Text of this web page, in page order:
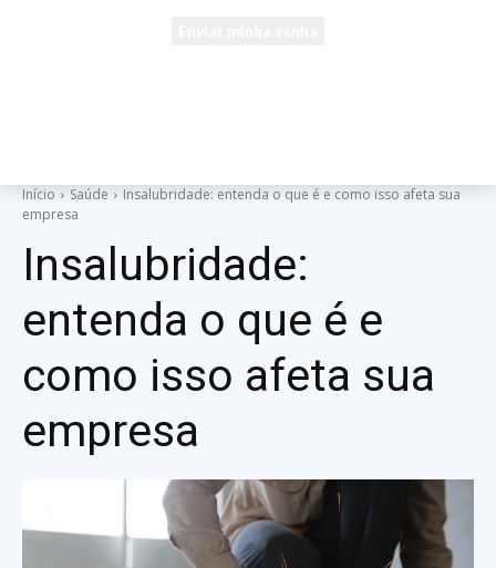
Início Saúde
Insalubridade: entenda o que é e como isso afeta sua
empresa
Insalubridade:
entenda o que é e
como isso afeta sua
empresa